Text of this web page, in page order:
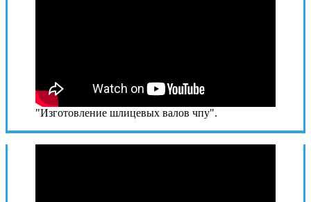
"Изготовление шлицевых валов чпу".